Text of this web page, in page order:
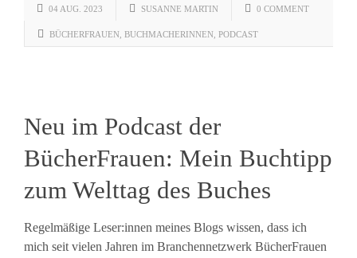
04 AUG. 2023 SUSANNE MARTIN 0 COMMENT
BÜCHERFRAUEN BUCHMACHERINNEN PODCAST
Neu im Podcast der
BücherFrauen: Mein Buchtipp
zum Welttag des Buches
Regelmäßige Leser:innen meines Blogs wissen, dass ich
mich seit vielen Jahren im Branchennetzwerk BücherFrauen